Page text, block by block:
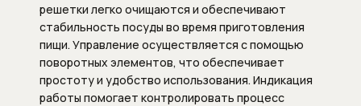
Запорные вентили
Внутренние механизмы запорных
вентилей
решетки легко очищаются и обеспечивают
стабильность посуды во время приготовления
пищи. Управление осуществляется с помощью
поворотных элементов, что обеспечивает
простоту и удобство использования. Индикация
работы помогает контролировать процесс